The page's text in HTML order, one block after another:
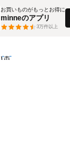
お買いものがもっとお得に
minneのアプリ
3万件以上